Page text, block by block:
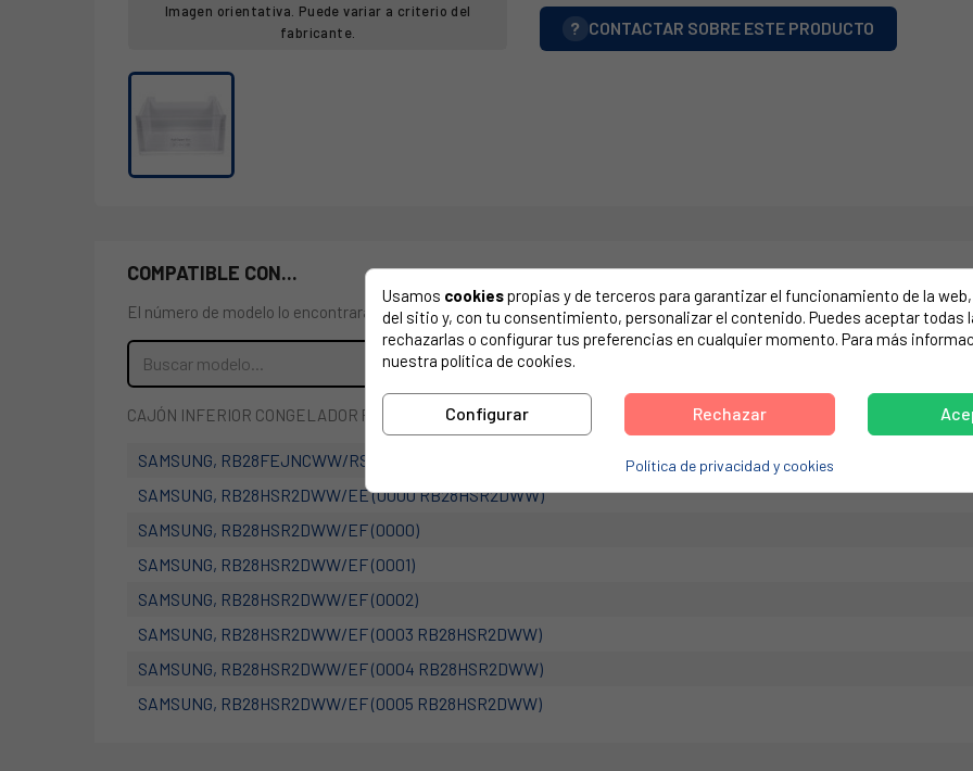
Imagen orientativa. Puede variar a criterio del
fabricante.
? CONTACTAR SOBRE ESTE PRODUCTO
COMPATIBLE CON...
El número de modelo lo encontrarás en la etiqueta de tu electrodoméstico. Suele estar formado por números y letras.
CAJÓN INFERIOR CONGELADOR PARA FRIGORÍFICO SAMSUNG DA97-13475A. MEDIDAS: 467 X 345 X 225 mm.
SAMSUNG, RB28FEJNCWW/RS (0000)
SAMSUNG, RB28HSR2DWW/EE (0000 RB28HSR2DWW)
SAMSUNG, RB28HSR2DWW/EF (0000)
SAMSUNG, RB28HSR2DWW/EF (0001)
SAMSUNG, RB28HSR2DWW/EF (0002)
SAMSUNG, RB28HSR2DWW/EF (0003 RB28HSR2DWW)
SAMSUNG, RB28HSR2DWW/EF (0004 RB28HSR2DWW)
SAMSUNG, RB28HSR2DWW/EF (0005 RB28HSR2DWW)
Usamos cookiespropias y de terceros para garantizar el funcionamiento de la
del sitio y, con tu consentimiento, personalizar el contenido. Puedes aceptar todas
rechazarlas o configurar tus preferencias en cualquier momento. Para más
nuestra política de cookies.
Configurar Rechazar
Política de privacidad y cookies